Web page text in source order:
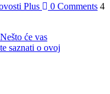
Plus 0 Comments 4